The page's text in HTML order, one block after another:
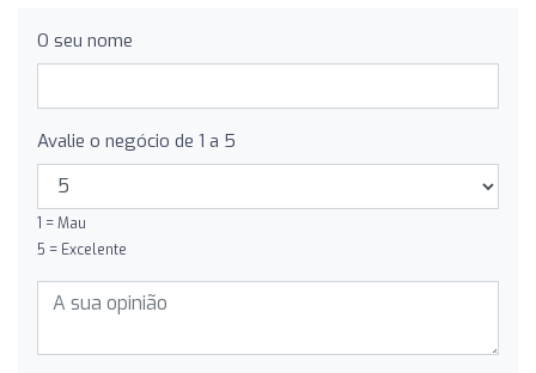
O seu nome
Avalie o negócio de 1 a 5
1 = Mau
5 = Excelente